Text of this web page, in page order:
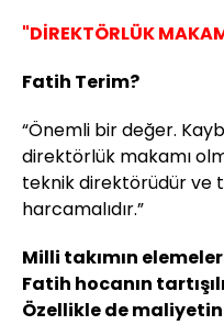
"DİREKTÖRLÜK
Fatih Terim?
“Önemli bir değer.
direktörlük makamı
teknik direktörüdür ve
harcamalıdır.”
Milli takımın
Fatih hocanın
Özellikle de